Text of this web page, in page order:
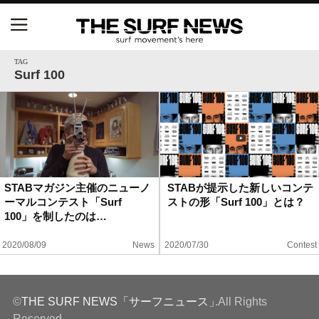
TAG
Surf 100
STABマガジン主催のニューノ
ーマルコンテスト「Surf
100」を制したのは…
2020/08/09 News
STABが提示した新しいコンテ
ストの形「Surf 100」とは？
2020/07/30 Contest
©THE SURF NEWS「サーフニュース」.All Rights
【五十嵐カノア独占インタビュー】旧友レオ、ジャ
ックとの豪華プライベートセッション
S.ONE ショート＆ロング開幕戦・現地リポート（高
橋みなと）
ニュース
特集
試合